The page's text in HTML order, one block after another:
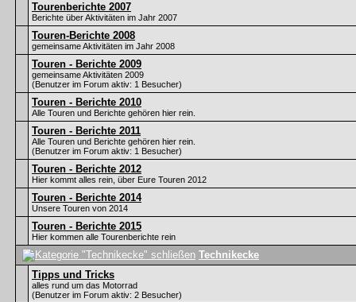
Tourenberichte 2007
Berichte über Aktivitäten im Jahr 2007
Touren-Berichte 2008
gemeinsame Aktivitäten im Jahr 2008
Touren - Berichte 2009
gemeinsame Aktivitäten 2009
(Benutzer im Forum aktiv: 1 Besucher)
Touren - Berichte 2010
Alle Touren und Berichte gehören hier rein.
Touren - Berichte 2011
Alle Touren und Berichte gehören hier rein.
(Benutzer im Forum aktiv: 1 Besucher)
Touren - Berichte 2012
Hier kommt alles rein, über Eure Touren 2012
Touren - Berichte 2014
Unsere Touren von 2014
Touren - Berichte 2015
Hier kommen alle Tourenberichte rein
Technikecke
Tipps und Tricks
alles rund um das Motorrad
(Benutzer im Forum aktiv: 2 Besucher)